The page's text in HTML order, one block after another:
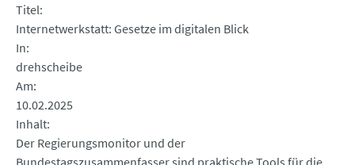
Titel
Internetwerkstatt: Gesetze im digitalen Blick
In
drehscheibe
Am
10.02.2025
Inhalt
Der Regierungsmonitor und der